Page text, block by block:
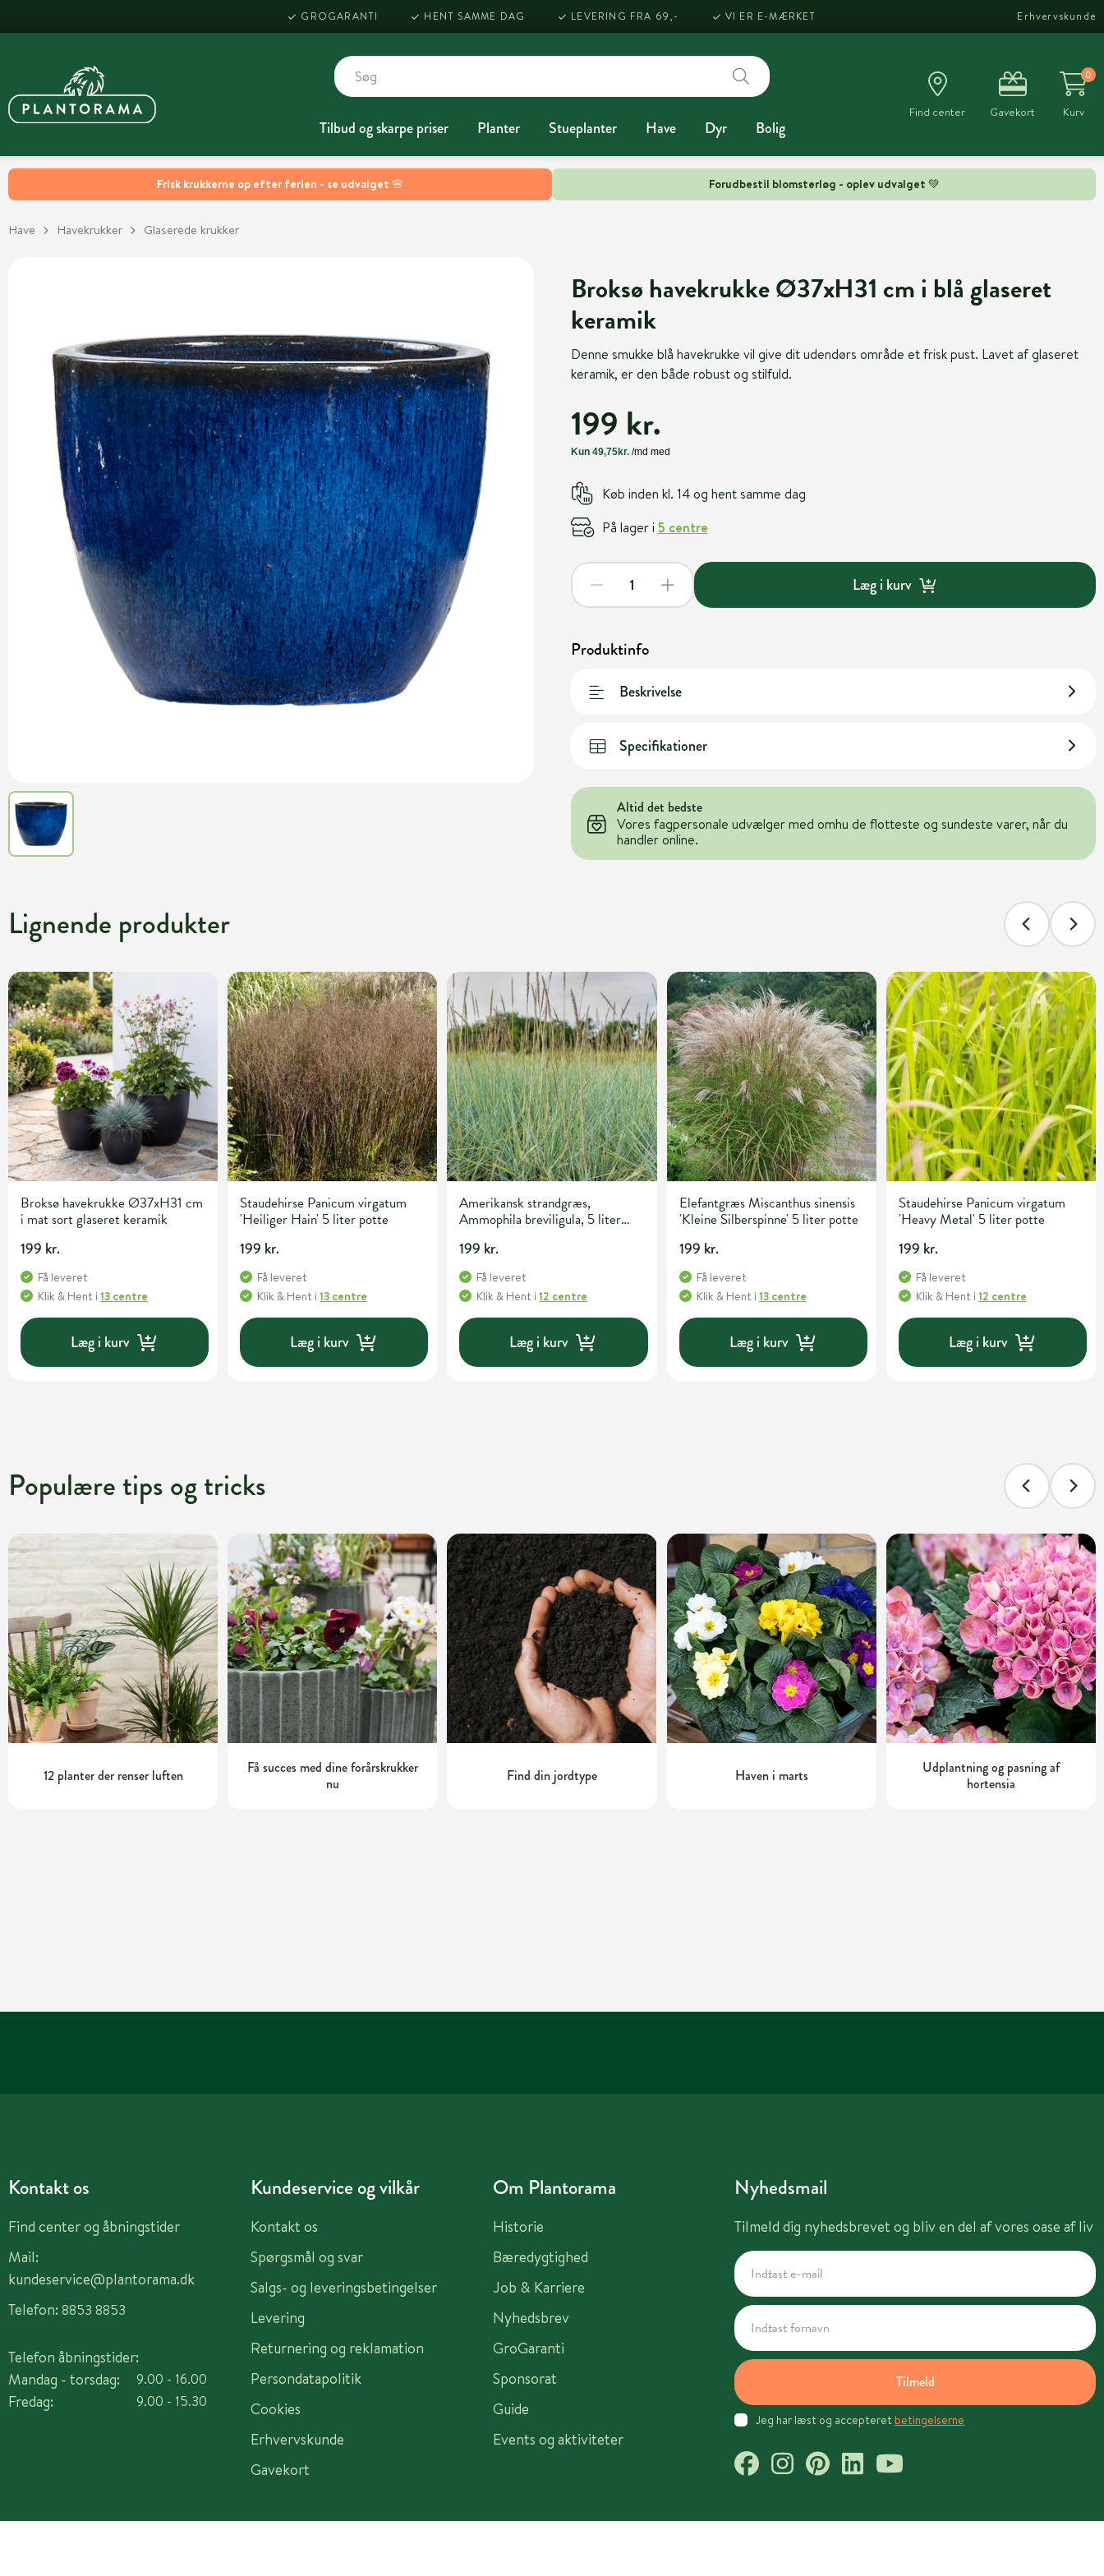
Frisk krukkerne op efter ferien - se udvalget 🌸 Forudbestil blomsterløg - oplev udvalget 💚
GROGARANTI HENT SAMME DAG LEVERING FRA 69,- VI ER E-MÆRKET Erhvervskunde
Tilbud og skarpe priser Planter Stueplanter Have Dyr Bolig
Find center Gavekort
0
Kurv
Have Havekrukker Glaserede krukker
Broksø havekrukke Ø37xH31 cm i blå glaseret
keramik
Denne smukke blå havekrukke vil give dit udendørs område et frisk pust. Lavet af glaseret
keramik, er den både robust og stilfuld.
199 kr.
Køb inden kl. 14 og hent samme dag
På lager i 5 centre
Læg i kurv
Produktinfo
Beskrivelse
Specifikationer
Altid det bedste
Vores fagpersonale udvælger med omhu de flotteste og sundeste varer, når du
handler online.
Lignende produkter
Broksø havekrukke Ø37xH31 cm
i mat sort glaseret keramik
199 kr.
Få leveret
Klik & Hent i 13 centre
Læg i kurv
Staudehirse Panicum virgatum
'Heiliger Hain' 5 liter potte
199 kr.
Få leveret
Klik & Hent i13 centre
Læg i kurv
Amerikansk strandgræs,
Ammophila breviligula, 5 liter
199 kr.
Få leveret
Klik & Hent i12 centre
Læg i kurv
Elefantgræs Miscanthus sinensis
'Kleine Silberspinne' 5 liter potte
199 kr.
Få leveret
Klik & Hent i 13 centre
Læg i kurv
Staudehirse Panicum virgatum
'Heavy Metal' 5 liter potte
199 kr.
Få leveret
Klik & Hent i 12 centre
Læg i kurv
Populære tips og tricks
12 planter der renser luften
Få succes med dine forårskrukker
nu
Find din jordtype Haven i marts
Udplantning og pasning af
hortensia
Kontakt os
Find center og åbningstider
Mail:
kundeservice@plantorama.dk
Telefon: 8853 8853
Telefon åbningstider:
Mandag - torsdag:
Fredag:
9.00 - 16.00
9.00 - 15.30
Kundeservice og vilkår
Kontakt os
Spørgsmål og svar
Salgs- og leveringsbetingelser
Levering
Returnering og reklamation
Persondatapolitik
Cookies
Erhvervskunde
Gavekort
Om Plantorama
Historie
Bæredygtighed
Job & Karriere
Nyhedsbrev
GroGaranti
Sponsorat
Guide
Events og aktiviteter
Nyhedsmail
Tilmeld dig nyhedsbrevet og bliv en del af vores oase af liv
Tilmeld
Jeg har læst og accepteret betingelserne